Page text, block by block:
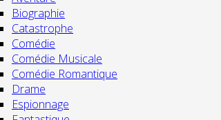
Biographie
Catastrophe
Comédie
Comédie Musicale
Comédie Romantique
Drame
Espionnage